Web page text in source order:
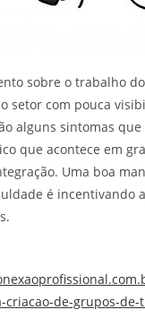
sobre o trabalho
setor com pouca
alguns sintomas
que acontece em
Uma boa
é incentivando
criacao-de-grupos-